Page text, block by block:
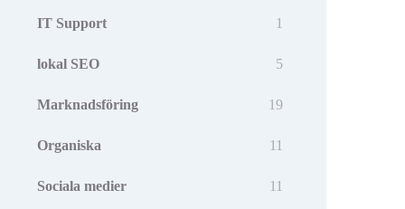
IT Support 1
lokal SEO 5
Marknadsföring 19
Organiska 11
Sociala medier 11